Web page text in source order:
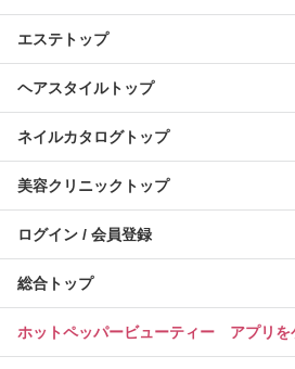
エステトップ
ヘアスタイルトップ
ネイルカタログトップ
美容クリニックトップ
ログイン / 会員登録
総合トップ
ホットペッパービューティー アプリを